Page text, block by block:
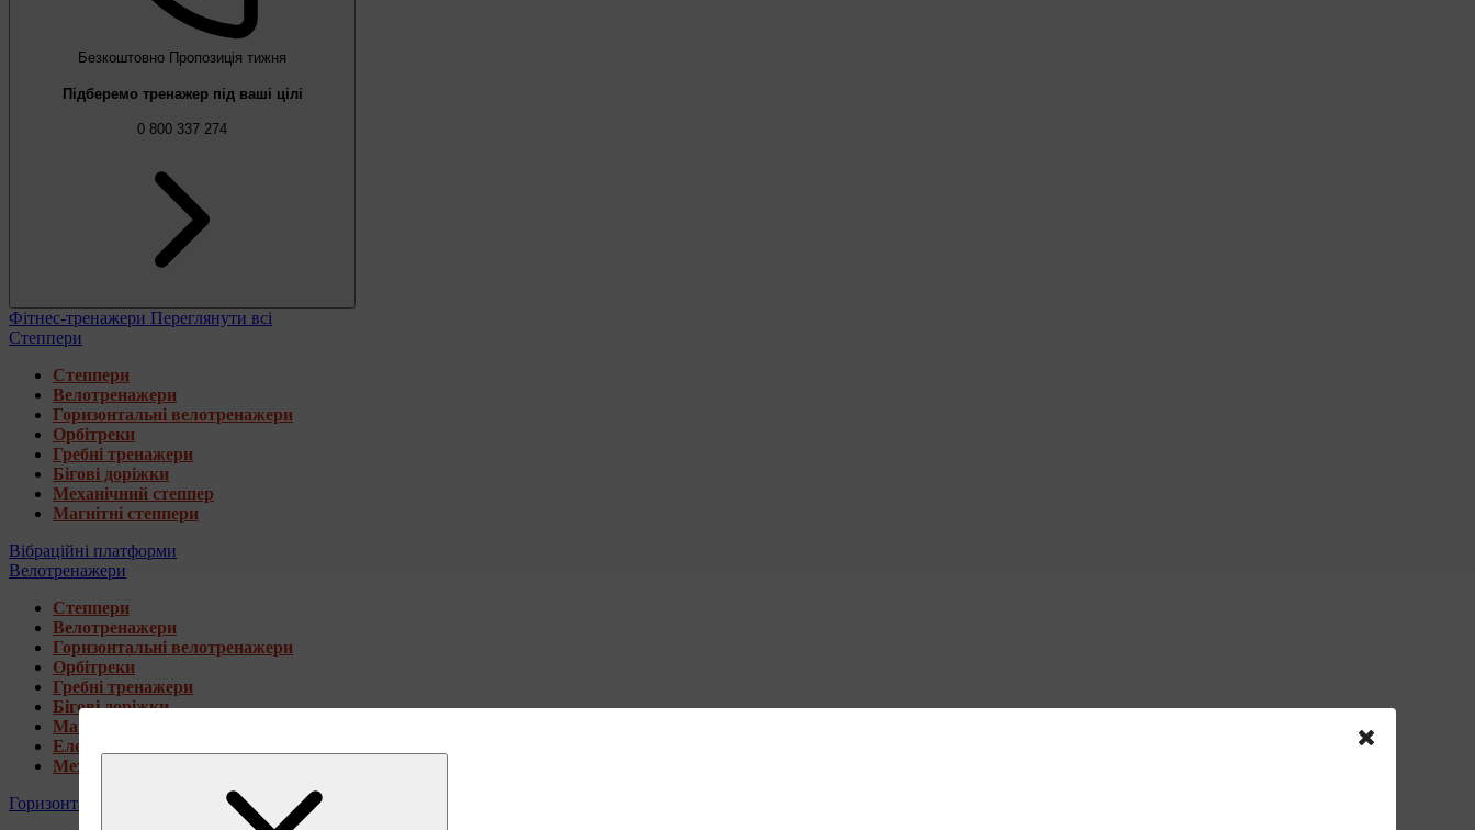
Безкоштовно Пропозиція тижня
Підберемо тренажер під ваші цілі
0 800 337 274
Фітнес-тренажери Переглянути всі
Степпери
Степпери
Велотренажери
Горизонтальні велотренажери
Орбітреки
Гребні тренажери
Бігові доріжки
Механічний степпер
Магнітні степпери
Вібраційні платформи
Велотренажери
Степпери
Велотренажери
Горизонтальні велотренажери
Орбітреки
Гребні тренажери
Бігові доріжки
Магнітні велотренажери
Електромагнітні велотренажери
Механічні велотренажери
Горизонтальні велотренажери